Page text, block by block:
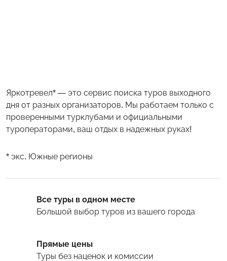
Яркотревел* — это сервис поиска туров выходного
дня от разных организаторов. Мы работаем только с
проверенными турклубами и официальными
туроператорами, ваш отдых в надежных руках!
* экс. Южные регионы
Все туры в одном месте
Большой выбор туров из вашего города
Прямые цены
Туры без наценок и комиссии